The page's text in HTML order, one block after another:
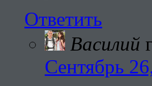
Ответить
Василий
Сентябрь